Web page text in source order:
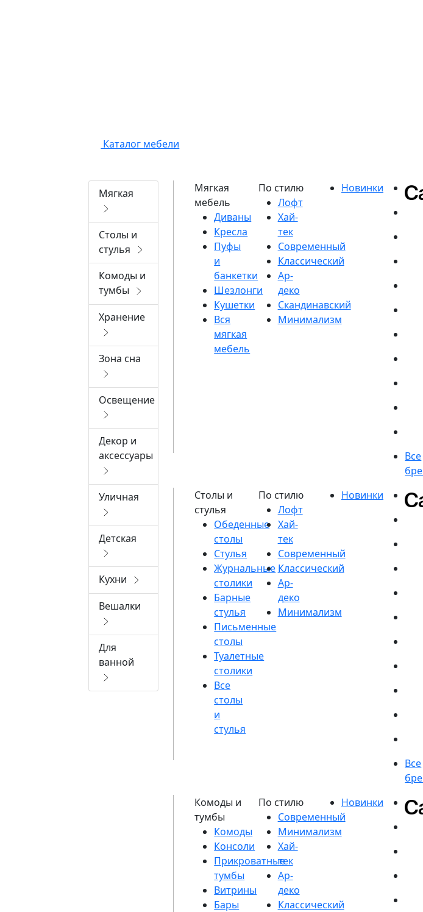
Каталог мебели
Мягкая
Столы и
стулья
Комоды и
тумбы
Хранение
Зона сна
Освещение
Декор и
аксессуары
Уличная
Детская
Кухни
Вешалки
Для
ванной
Диваны
Кресла
Пуфы
и
банкетки
Шезлонги
Кушетки
Обеденные
столы
Стулья
Журнальные
столики
Барные
стулья
Письменные
столы
Туалетные
столики
Комоды
Консоли
Прикроватные
тумбы
Витрины
Бары